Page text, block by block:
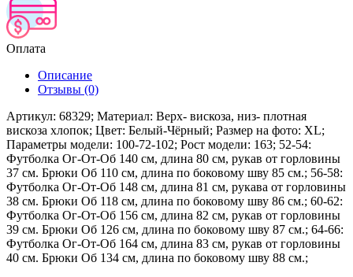
Оплата
Описание
Отзывы (0)
Артикул: 68329; Материал: Верх- вискоза, низ- плотная
вискоза хлопок; Цвет: Белый-Чёрный; Размер на фото: XL;
Параметры модели: 100-72-102; Рост модели: 163; 52-54:
Футболка Ог-От-Об 140 см, длина 80 см, рукав от горловины
37 см. Брюки Об 110 см, длина по боковому шву 85 см.; 56-58:
Футболка Ог-От-Об 148 см, длина 81 см, рукава от горловины
38 см. Брюки Об 118 см, длина по боковому шву 86 см.; 60-62:
Футболка Ог-От-Об 156 см, длина 82 см, рукав от горловины
39 см. Брюки Об 126 см, длина по боковому шву 87 см.; 64-66:
Футболка Ог-От-Об 164 см, длина 83 см, рукав от горловины
40 см. Брюки Об 134 см, длина по боковому шву 88 см.;